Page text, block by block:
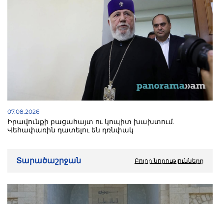
07.08.2026
Իրավունքի բացահայտ ու կոպիտ խախտում.
Վեհափառին դատելու են դռնփակ
Տարածաշրջան Բոլոր նորությունները